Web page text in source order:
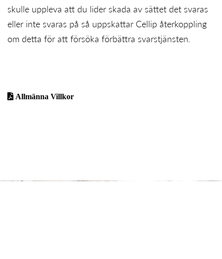
skulle uppleva att du lider skada av sättet det svaras
eller inte svaras på så uppskattar Cellip återkoppling
om detta för att försöka förbättra svarstjänsten.
Allmänna Villkor